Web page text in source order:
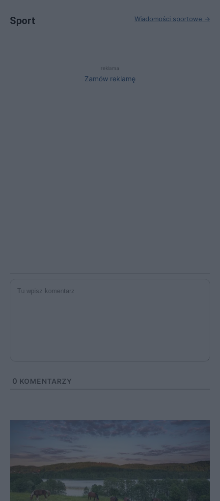
Sport Wiadomości sportowe →
reklama
Zamów reklamę
0 KOMENTARZY